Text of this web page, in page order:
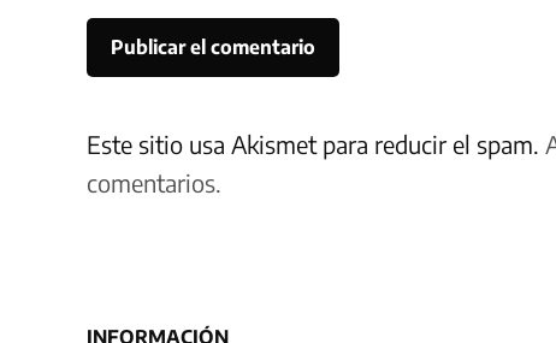
Este sitio usa Akismet para reducir el spam.
comentarios.
INFORMACIÓN